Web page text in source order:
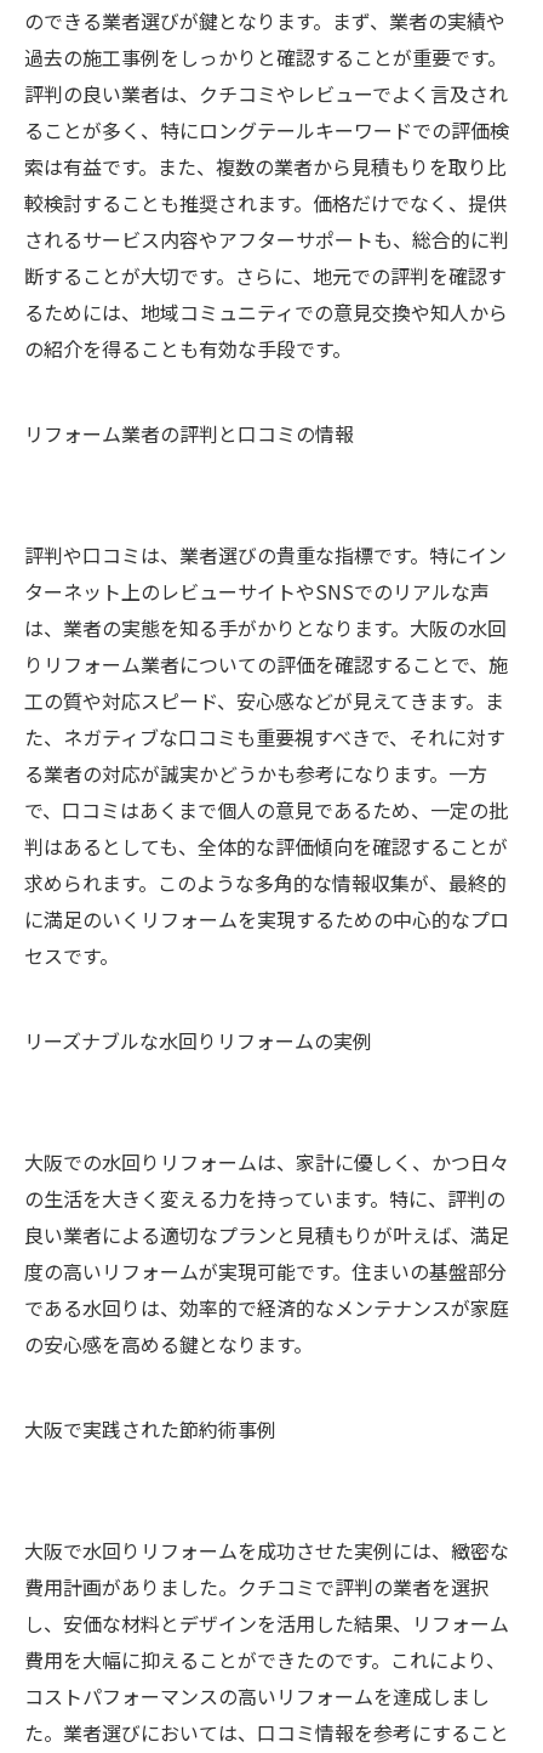
のできる業者選びが鍵となります。まず、業者の実績や
過去の施工事例をしっかりと確認することが重要です。
評判の良い業者は、クチコミやレビューでよく言及され
ることが多く、特にロングテールキーワードでの評価検
索は有益です。また、複数の業者から見積もりを取り比
較検討することも推奨されます。価格だけでなく、提供
されるサービス内容やアフターサポートも、総合的に判
断することが大切です。さらに、地元での評判を確認す
るためには、地域コミュニティでの意見交換や知人から
の紹介を得ることも有効な手段です。
リフォーム業者の評判と口コミの情報
評判や口コミは、業者選びの貴重な指標です。特にイン
ターネット上のレビューサイトやSNSでのリアルな声
は、業者の実態を知る手がかりとなります。大阪の水回
りリフォーム業者についての評価を確認することで、施
工の質や対応スピード、安心感などが見えてきます。ま
た、ネガティブな口コミも重要視すべきで、それに対す
る業者の対応が誠実かどうかも参考になります。一方
で、口コミはあくまで個人の意見であるため、一定の批
判はあるとしても、全体的な評価傾向を確認することが
求められます。このような多角的な情報収集が、最終的
に満足のいくリフォームを実現するための中心的なプロ
セスです。
リーズナブルな水回りリフォームの実例
大阪での水回りリフォームは、家計に優しく、かつ日々
の生活を大きく変える力を持っています。特に、評判の
良い業者による適切なプランと見積もりが叶えば、満足
度の高いリフォームが実現可能です。住まいの基盤部分
である水回りは、効率的で経済的なメンテナンスが家庭
の安心感を高める鍵となります。
大阪で実践された節約術事例
大阪で水回りリフォームを成功させた実例には、緻密な
費用計画がありました。クチコミで評判の業者を選択
し、安価な材料とデザインを活用した結果、リフォーム
費用を大幅に抑えることができたのです。これにより、
コストパフォーマンスの高いリフォームを達成しまし
た。業者選びにおいては、口コミ情報を参考にすること